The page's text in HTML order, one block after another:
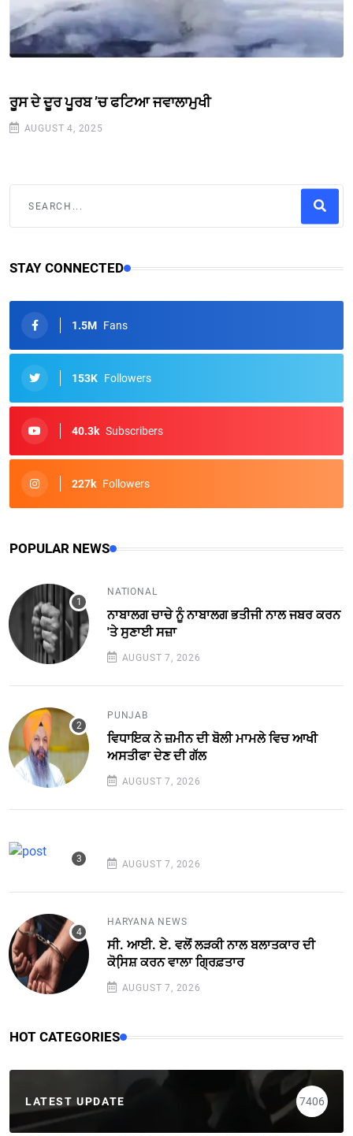
ਰੂਸ ਦੇ ਦੂਰ ਪੂਰਬ ’ਚ ਫਟਿਆ ਜਵਾਲਾਮੁਖੀ
AUGUST 4, 2025
STAY CONNECTED
1.5M Fans
153K Followers
40.3k Subscribers
227k Followers
POPULAR NEWS
NATIONAL
ਨਾਬਾਲਗ ਚਾਚੇ ਨੂੰ ਨਾਬਾਲਗ ਭਤੀਜੀ ਨਾਲ ਜਬਰ ਕਰਨ
'ਤੇ ਸੁਣਾਈ ਸਜ਼ਾ
AUGUST 7, 2026
PUNJAB
ਵਿਧਾਇਕ ਨੇ ਜ਼ਮੀਨ ਦੀ ਬੋਲੀ ਮਾਮਲੇ ਵਿਚ ਆਖੀ
ਅਸਤੀਫਾ ਦੇਣ ਦੀ ਗੱਲ
AUGUST 7, 2026
AUGUST 7, 2026
HARYANA NEWS
ਸੀ. ਆਈ. ਏ. ਵਲੋਂ ਲੜਕੀ ਨਾਲ ਬਲਾਤਕਾਰ ਦੀ
ਕੋਸਿ਼ਸ਼ ਕਰਨ ਵਾਲਾ ਗ੍ਰਿਫ਼ਤਾਰ
AUGUST 7, 2026
HOT CATEGORIES
LATEST UPDATE 7406